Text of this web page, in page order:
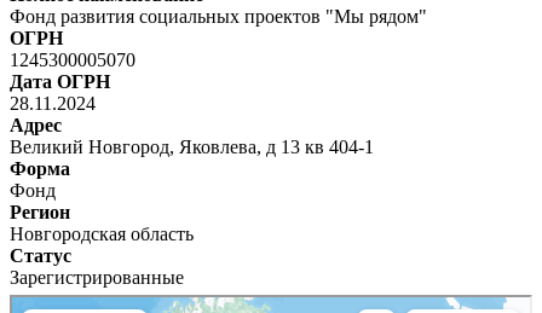
Фонд развития социальных проектов "Мы рядом"
ОГРН
1245300005070
Дата ОГРН
28.11.2024
Адрес
Великий Новгород, Яковлева, д 13 кв 404-1
Форма
Фонд
Регион
Новгородская область
Статус
Зарегистрированные